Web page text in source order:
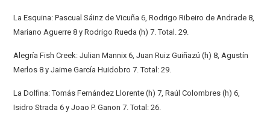
La Esquina: Pascual Sáinz de Vicuña 6, Rodrigo Ribeiro de Andrade 8,
Mariano Aguerre 8 y Rodrigo Rueda (h) 7. Total. 29.
Alegría Fish Creek: Julian Mannix 6, Juan Ruiz Guiñazú (h) 8, Agustín
Merlos 8 y Jaime García Huidobro 7. Total: 29.
La Dolfina: Tomás Fernández Llorente (h) 7, Raúl Colombres (h) 6,
Isidro Strada 6 y Joao P. Ganon 7. Total: 26.